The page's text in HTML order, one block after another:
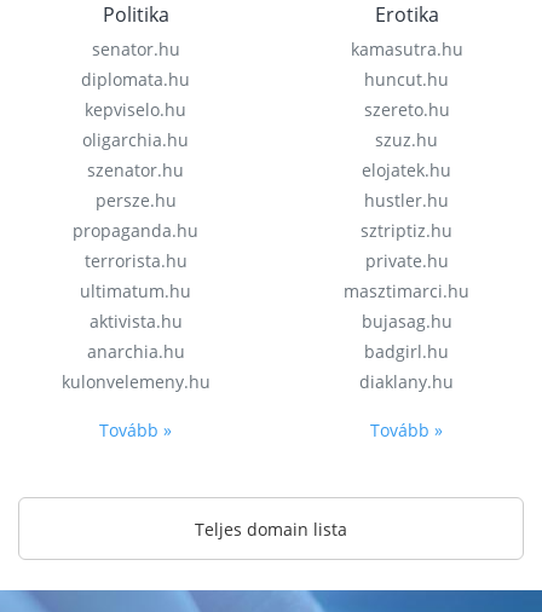
Politika
senator.hu
diplomata.hu
kepviselo.hu
oligarchia.hu
szenator.hu
persze.hu
propaganda.hu
terrorista.hu
ultimatum.hu
aktivista.hu
anarchia.hu
kulonvelemeny.hu
Tovább »
Erotika
kamasutra.hu
huncut.hu
szereto.hu
szuz.hu
elojatek.hu
hustler.hu
sztriptiz.hu
private.hu
masztimarci.hu
bujasag.hu
badgirl.hu
diaklany.hu
Tovább »
Teljes domain lista